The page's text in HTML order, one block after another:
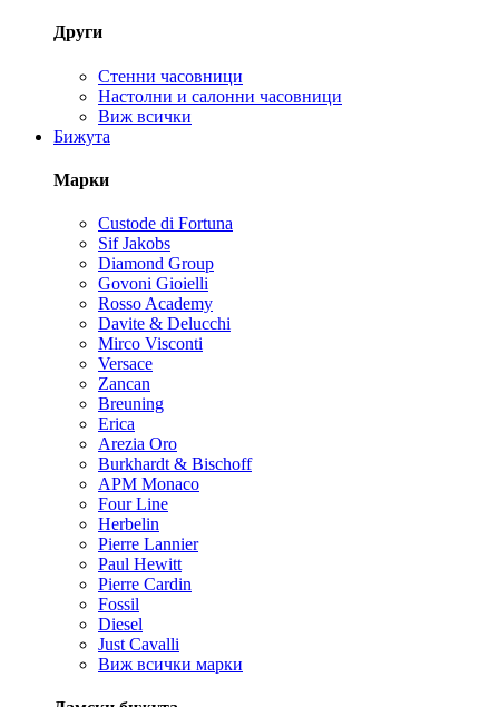
Други
Стенни часовници
Настолни и салонни часовници
Виж всички
Бижута
Марки
Custode di Fortuna
Sif Jakobs
Diamond Group
Govoni Gioielli
Rosso Academy
Davite & Delucchi
Mirco Visconti
Versace
Zancan
Breuning
Erica
Arezia Oro
Burkhardt & Bischoff
APM Monaco
Four Line
Herbelin
Pierre Lannier
Paul Hewitt
Pierre Cardin
Fossil
Diesel
Just Cavalli
Виж всички марки